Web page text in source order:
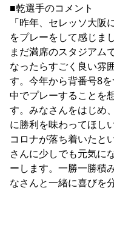
■乾選手のコメント
「昨年、セレッソ大阪
をプレーをして感じまし
まだ満席のスタジアム
なったらすごく良い雰
す。今年から背番号8
中でプレーすることを
す。みなさんをはじめ
に勝利を味わってほし
コロナが落ち着いたと
さんに少しでも元気に
ーします。一勝一勝積
なさんと一緒に喜びを